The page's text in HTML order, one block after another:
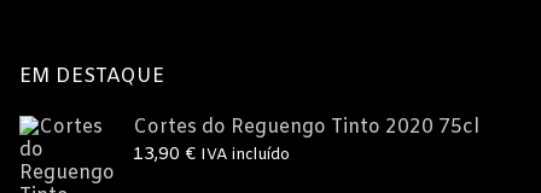
EM DESTAQUE
Cortes do Reguengo Tinto 2020 75cl
13,90 € IVA incluído